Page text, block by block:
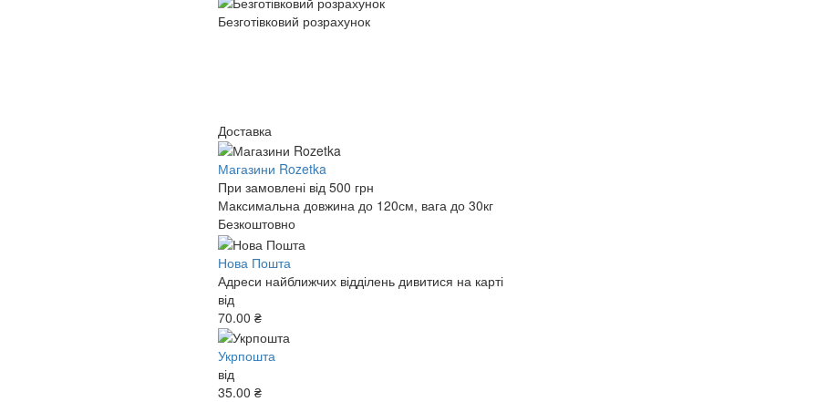
Безготівковий розрахунок
Доставка
Магазини Rozetka
При замовлені від 500 грн
Максимальна довжина до 120см, вага до 30кг
Безкоштовно
Нова Пошта
Адреси найближчих відділень дивитися на карті
від
70.00 ₴
Укрпошта
від
35.00 ₴